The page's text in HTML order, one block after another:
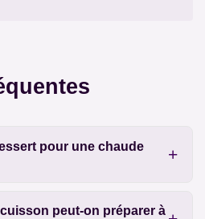
pour une chaude
peut-on préparer à